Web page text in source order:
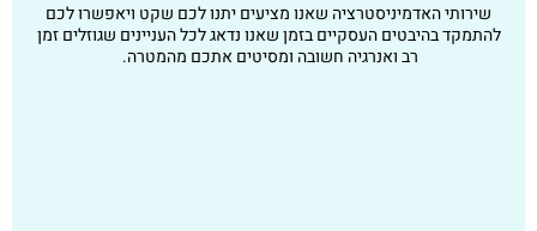
שירותי האדמיניסטרציה שאנו מציעים יתנו לכם שקט ויאפשרו לכם
להתמקד בהיבטים העסקיים בזמן שאנו נדאג לכל העניינים שגוזלים זמן
רב ואנרגיה חשובה ומסיטים אתכם מהמטרה.